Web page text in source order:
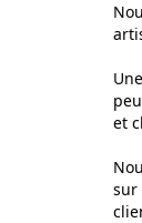
et
sur